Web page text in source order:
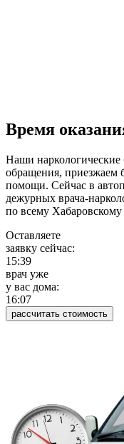
Время
Наши наркологические
обращения, приезжаем
помощи. Сейчас в
дежурных врача-
по всему
Оставляете
заявку сейчас:
15:39
врач уже
у вас дома:
16:07
рассчитать стоимость